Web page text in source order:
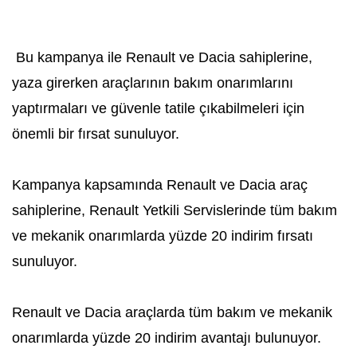
Bu kampanya ile Renault ve Dacia sahiplerine,
yaza girerken araçlarının bakım onarımlarını
yaptırmaları ve güvenle tatile çıkabilmeleri için
önemli bir fırsat sunuluyor.
Kampanya kapsamında Renault ve Dacia araç
sahiplerine, Renault Yetkili Servislerinde tüm bakım
ve mekanik onarımlarda yüzde 20 indirim fırsatı
sunuluyor.
Renault ve Dacia araçlarda tüm bakım ve mekanik
onarımlarda yüzde 20 indirim avantajı bulunuyor.